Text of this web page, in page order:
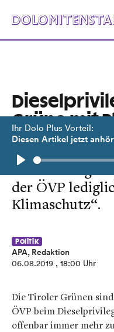
Ihr Dolo Plus Vorteil:
Diesen Artikel jetzt
Play
Grüne mit
grün
Weratschnig
der ÖVP
Klimaschutz“.
Politik
APA, Redaktion
06.08.2019 , 18:00 Uhr
Die Tiroler Grünen
ÖVP beim
offenbar immer mehr